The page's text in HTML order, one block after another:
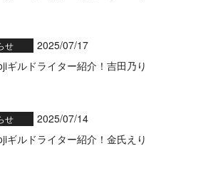
せ
2025/07/17
ギルドライター紹介！吉田乃り
せ
2025/07/14
ギルドライター紹介！金氏えり